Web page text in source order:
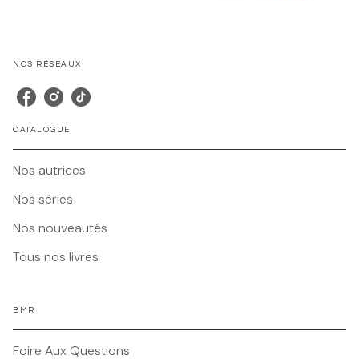
NOS RÉSEAUX
CATALOGUE
Nos autrices
Nos séries
Nos nouveautés
Tous nos livres
BMR
Foire Aux Questions